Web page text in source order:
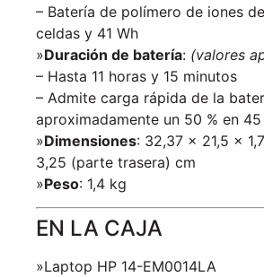
– Batería de polímero de iones
celdas y 41 Wh
»Duración de batería: (valores
– Hasta 11 horas y 15 minutos
– Admite carga rápida de la
aproximadamente un 50 % en
»Dimensiones: 32,37 x 21,5 x
3,25 (parte trasera) cm
»Peso: 1,4 kg
EN LA CAJA
»Laptop HP 14-EM0014LA